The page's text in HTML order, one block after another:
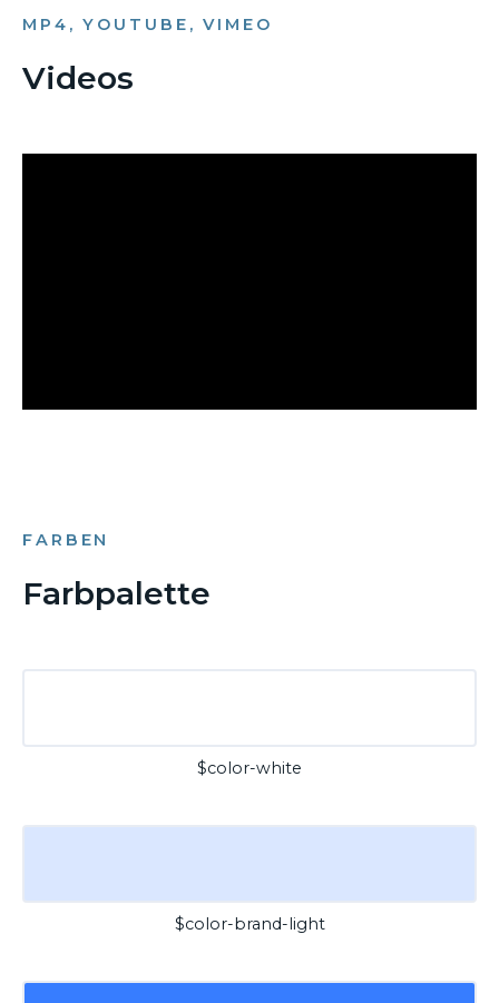
MP4, YOUTUBE, VIMEO
Videos
FARBEN
Farbpalette
$color-white
$color-brand-light